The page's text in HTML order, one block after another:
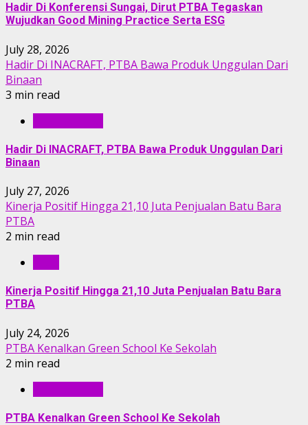
Hadir Di Konferensi Sungai, Dirut PTBA Tegaskan
Wujudkan Good Mining Practice Serta ESG
July 28, 2026
Hadir Di INACRAFT, PTBA Bawa Produk Unggulan Dari
Binaan
3 min read
Hadir Di INACRAFT, PTBA Bawa Produk Unggulan Dari
Binaan
July 27, 2026
Kinerja Positif Hingga 21,10 Juta Penjualan Batu Bara
PTBA
2 min read
Kinerja Positif Hingga 21,10 Juta Penjualan Batu Bara
PTBA
July 24, 2026
PTBA Kenalkan Green School Ke Sekolah
2 min read
PTBA Kenalkan Green School Ke Sekolah